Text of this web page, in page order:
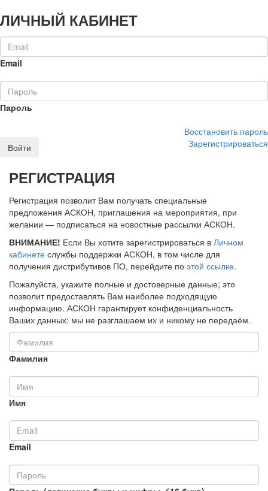
ЛИЧНЫЙ КАБИНЕТ
Email
Пароль
Восстановить пароль
Войти
Зарегистрироваться
РЕГИСТРАЦИЯ
Регистрация позволит Вам получать специальные
предложения АСКОН, приглашения на мероприятия, при
желании — подписаться на новостные рассылки АСКОН.
ВНИМАНИЕ! Если Вы хотите зарегистрироваться в Личном
кабинете службы поддержки АСКОН, в том числе для
получения дистрибутивов ПО, перейдите по этой ссылке.
Пожалуйста, укажите полные и достоверные данные; это
позволит предоставлять Вам наиболее подходящую
информацию. АСКОН гарантирует конфиденциальность
Ваших данных: мы не разглашаем их и никому не передаём.
Фамилия
Имя
Email